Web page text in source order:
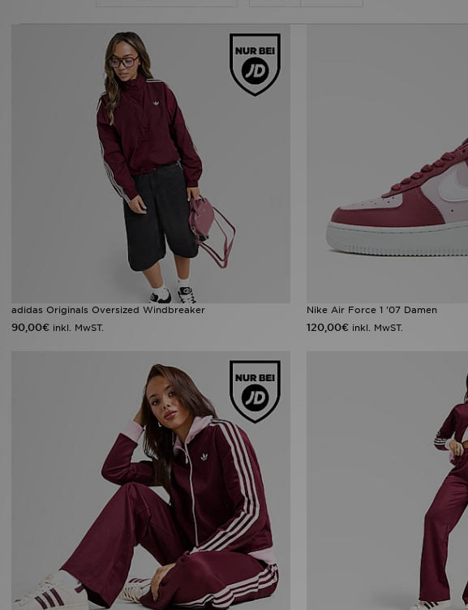
adidas Originals Oversized Windbreaker
90,00€ inkl. MwST.
Nike Air Force 1 '07 Damen
120,00€ inkl. MwST.